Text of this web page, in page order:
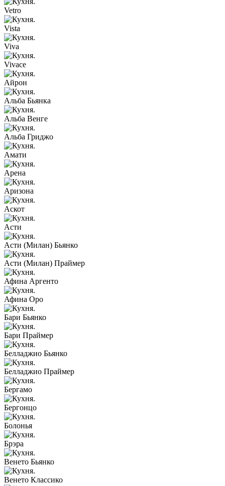
Vetro
Vista
Viva
Vivace
Айрон
Альба Бьянка
Альба Венге
Альба Гриджо
Амати
Арена
Аризона
Аскот
Асти
Асти (Милан) Бьянко
Асти (Милан) Праймер
Афина Аргенто
Афина Оро
Бари Бьянко
Бари Праймер
Белладжио Бьянко
Белладжио Праймер
Бергамо
Бергонцо
Болонья
Брэра
Венето Бьянко
Венето Классико